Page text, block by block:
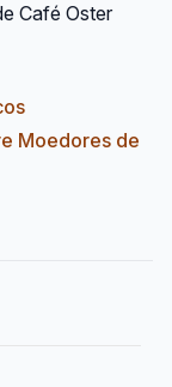
Café Oster
Moedores de